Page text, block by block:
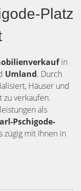
Platz
in
Umland. Durch
Häuser und
verkaufen.
als
Pschigode-
zügig mit Ihnen in